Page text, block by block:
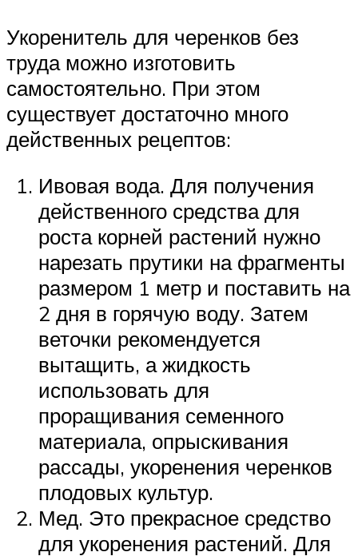
Укоренитель для черенков без
труда можно изготовить
самостоятельно. При этом
существует достаточно много
действенных рецептов:
Ивовая вода. Для получения
действенного средства для
роста корней растений нужно
нарезать прутики на фрагменты
размером 1 метр и поставить на
2 дня в горячую воду. Затем
веточки рекомендуется
вытащить, а жидкость
использовать для
проращивания семенного
материала, опрыскивания
рассады, укоренения черенков
плодовых культур.
Мед. Это прекрасное средство
для укоренения растений. Для